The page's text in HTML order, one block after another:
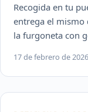
Recogida en tu
entrega el
la furgoneta con
17 de febrero de 2026